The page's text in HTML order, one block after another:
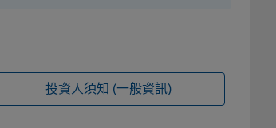
投資人須知 (一般資訊)